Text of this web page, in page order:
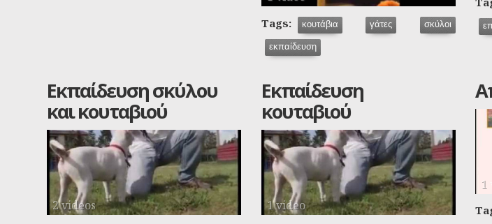
Tags: κουτάβια γάτες σκύλοι
εκπαίδευση
Εκπαίδευση σκύλου
και κουταβιού
2 videos
Εκπαίδευση
κουταβιού
1 video
1